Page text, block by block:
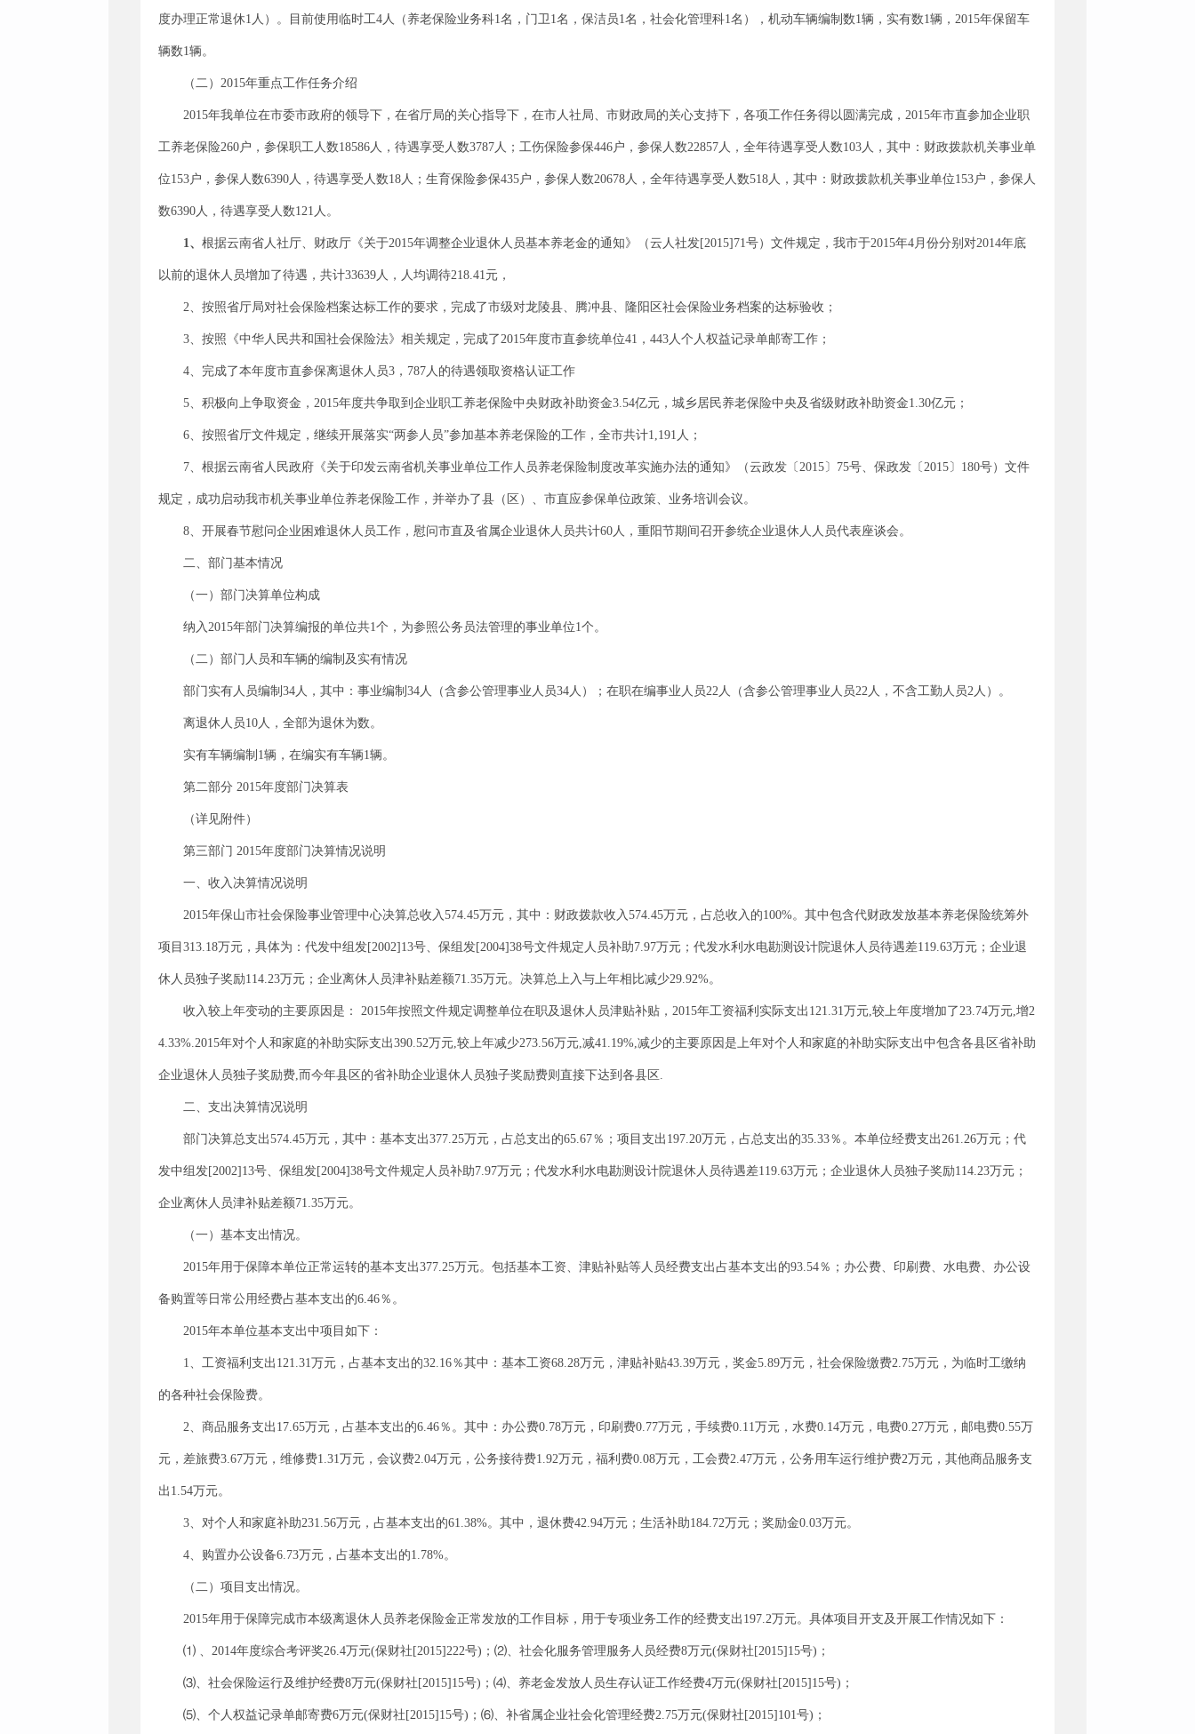
度办理正常退休1人）。目前使用临时工4人（养老保险业务科1名，门卫1名，保洁员1名，社会化管理科1名），机动车辆编制数1辆，实有数1辆，2015年保留车
辆数1辆。
（二）2015年重点工作任务介绍
2015年我单位在市委市政府的领导下，在省厅局的关心指导下，在市人社局、市财政局的关心支持下，各项工作任务得以圆满完成，2015年市直参加企业职
工养老保险260户，参保职工人数18586人，待遇享受人数3787人；工伤保险参保446户，参保人数22857人，全年待遇享受人数103人，其中：财政拨款机关事业单
位153户，参保人数6390人，待遇享受人数18人；生育保险参保435户，参保人数20678人，全年待遇享受人数518人，其中：财政拨款机关事业单位153户，参保人
数6390人，待遇享受人数121人。
1、 根据云南省人社厅、财政厅《关于2015年调整企业退休人员基本养老金的通知》（云人社发[2015]71号）文件规定，我市于2015年4月份分别对2014年底
以前的退休人员增加了待遇，共计33639人，人均调待218.41元，
2、按照省厅局对社会保险档案达标工作的要求，完成了市级对龙陵县、腾冲县、隆阳区社会保险业务档案的达标验收；
3、按照《中华人民共和国社会保险法》相关规定，完成了2015年度市直参统单位41，443人个人权益记录单邮寄工作；
4、完成了本年度市直参保离退休人员3，787人的待遇领取资格认证工作
5、积极向上争取资金，2015年度共争取到企业职工养老保险中央财政补助资金3.54亿元，城乡居民养老保险中央及省级财政补助资金1.30亿元；
6、按照省厅文件规定，继续开展落实“两参人员”参加基本养老保险的工作，全市共计1,191人；
7、根据云南省人民政府《关于印发云南省机关事业单位工作人员养老保险制度改革实施办法的通知》（云政发〔2015〕75号、保政发〔2015〕180号）文件
规定，成功启动我市机关事业单位养老保险工作，并举办了县（区）、市直应参保单位政策、业务培训会议。
8、开展春节慰问企业困难退休人员工作，慰问市直及省属企业退休人员共计60人，重阳节期间召开参统企业退休人人员代表座谈会。
二、部门基本情况
（一）部门决算单位构成
纳入2015年部门决算编报的单位共1个，为参照公务员法管理的事业单位1个。
（二）部门人员和车辆的编制及实有情况
部门实有人员编制34人，其中：事业编制34人（含参公管理事业人员34人）；在职在编事业人员22人（含参公管理事业人员22人，不含工勤人员2人）。
离退休人员10人，全部为退休为数。
实有车辆编制1辆，在编实有车辆1辆。
第二部分 2015年度部门决算表
（详见附件）
第三部门 2015年度部门决算情况说明
一、收入决算情况说明
2015年保山市社会保险事业管理中心决算总收入574.45万元，其中：财政拨款收入574.45万元，占总收入的100%。其中包含代财政发放基本养老保险统筹外
项目313.18万元，具体为：代发中组发[2002]13号、保组发[2004]38号文件规定人员补助7.97万元；代发水利水电勘测设计院退休人员待遇差119.63万元；企业退
休人员独子奖励114.23万元；企业离休人员津补贴差额71.35万元。决算总上入与上年相比减少29.92%。
收入较上年变动的主要原因是： 2015年按照文件规定调整单位在职及退休人员津贴补贴，2015年工资福利实际支出121.31万元,较上年度增加了23.74万元,增2
4.33%.2015年对个人和家庭的补助实际支出390.52万元,较上年减少273.56万元,减41.19%,减少的主要原因是上年对个人和家庭的补助实际支出中包含各县区省补助
企业退休人员独子奖励费,而今年县区的省补助企业退休人员独子奖励费则直接下达到各县区.
二、支出决算情况说明
部门决算总支出574.45万元，其中：基本支出377.25万元，占总支出的65.67％；项目支出197.20万元，占总支出的35.33％。本单位经费支出261.26万元；代
发中组发[2002]13号、保组发[2004]38号文件规定人员补助7.97万元；代发水利水电勘测设计院退休人员待遇差119.63万元；企业退休人员独子奖励114.23万元；
企业离休人员津补贴差额71.35万元。
（一）基本支出情况。
2015年用于保障本单位正常运转的基本支出377.25万元。包括基本工资、津贴补贴等人员经费支出占基本支出的93.54％；办公费、印刷费、水电费、办公设
备购置等日常公用经费占基本支出的6.46％。
2015年本单位基本支出中项目如下：
1、工资福利支出121.31万元，占基本支出的32.16％其中：基本工资68.28万元，津贴补贴43.39万元，奖金5.89万元，社会保险缴费2.75万元，为临时工缴纳
的各种社会保险费。
2、商品服务支出17.65万元，占基本支出的6.46％。其中：办公费0.78万元，印刷费0.77万元，手续费0.11万元，水费0.14万元，电费0.27万元，邮电费0.55万
元，差旅费3.67万元，维修费1.31万元，会议费2.04万元，公务接待费1.92万元，福利费0.08万元，工会费2.47万元，公务用车运行维护费2万元，其他商品服务支
出1.54万元。
3、对个人和家庭补助231.56万元，占基本支出的61.38%。其中，退休费42.94万元；生活补助184.72万元；奖励金0.03万元。
4、购置办公设备6.73万元，占基本支出的1.78%。
（二）项目支出情况。
2015年用于保障完成市本级离退休人员养老保险金正常发放的工作目标，用于专项业务工作的经费支出197.2万元。具体项目开支及开展工作情况如下：
⑴ 、2014年度综合考评奖26.4万元(保财社[2015]222号)；⑵、社会化服务管理服务人员经费8万元(保财社[2015]15号)；
⑶、社会保险运行及维护经费8万元(保财社[2015]15号)；⑷、养老金发放人员生存认证工作经费4万元(保财社[2015]15号)；
⑸、个人权益记录单邮寄费6万元(保财社[2015]15号)；⑹、补省属企业社会化管理经费2.75万元(保财社[2015]101号)；